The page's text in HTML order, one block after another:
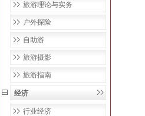
旅游理论与实务
户外探险
自助游
旅游摄影
旅游指南
经济
行业经济